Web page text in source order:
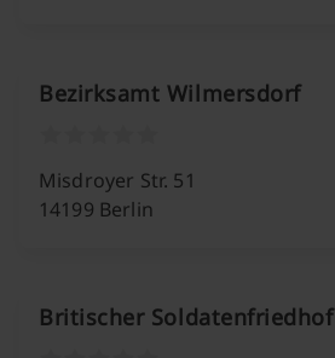
Bezirksamt Wilmersdorf
Misdroyer Str. 51
14199 Berlin
Britischer Soldatenfriedhof